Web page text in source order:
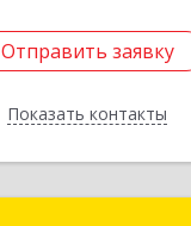
Отправить заявку
Показать контакты
Отправить заявку
Назад